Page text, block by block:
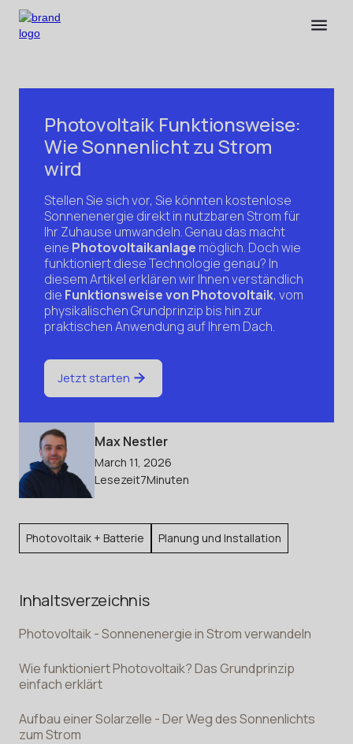
Max Nestler
March 11, 2026
Lesezeit7Minuten
Photovoltaik + Batterie Planung und Installation
Photovoltaik Funktionsweise:
Wie Sonnenlicht zu Strom
wird
Stellen Sie sich vor, Sie könnten kostenlose
Sonnenenergie direkt in nutzbaren Strom für
Ihr Zuhause umwandeln. Genau das macht
eine Photovoltaikanlage möglich. Doch wie
funktioniert diese Technologie genau? In
diesem Artikel erklären wir Ihnen verständlich
die Funktionsweise von Photovoltaik, vom
physikalischen Grundprinzip bis hin zur
praktischen Anwendung auf Ihrem Dach.
Jetzt starten
Inhaltsverzeichnis
Photovoltaik - Sonnenenergie in Strom verwandeln
Wie funktioniert Photovoltaik? Das Grundprinzip
einfach erklärt
Aufbau einer Solarzelle - Der Weg des Sonnenlichts
zum Strom